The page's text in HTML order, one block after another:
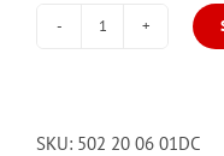
225R/235R/
SKU: 502 20 06 01DC